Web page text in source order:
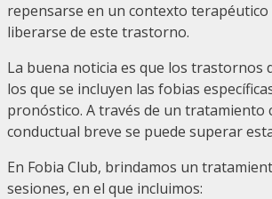
repensarse en un contexto
liberarse de este trastorno.
La buena noticia es que los trastornos
los que se incluyen las fobias
pronóstico. A través de un tratamiento
conductual breve se puede superar
En Fobia Club, brindamos un
sesiones, en el que incluimos: